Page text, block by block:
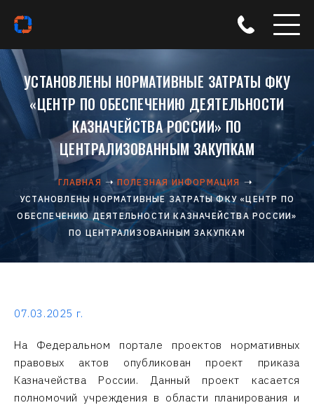
УСТАНОВЛЕНЫ НОРМАТИВНЫЕ ЗАТРАТЫ ФКУ
«ЦЕНТР ПО ОБЕСПЕЧЕНИЮ ДЕЯТЕЛЬНОСТИ
КАЗНАЧЕЙСТВА РОССИИ» ПО
ЦЕНТРАЛИЗОВАННЫМ ЗАКУПКАМ
ГЛАВНАЯ
ПОЛЕЗНАЯ ИНФОРМАЦИЯ
УСТАНОВЛЕНЫ НОРМАТИВНЫЕ ЗАТРАТЫ ФКУ «ЦЕНТР ПО
ОБЕСПЕЧЕНИЮ ДЕЯТЕЛЬНОСТИ КАЗНАЧЕЙСТВА РОССИИ»
ПО ЦЕНТРАЛИЗОВАННЫМ ЗАКУПКАМ
07.03.2025 г.
На Федеральном портале проектов нормативных
правовых актов опубликован проект приказа
Казначейства России. Данный проект касается
полномочий учреждения в области планирования и